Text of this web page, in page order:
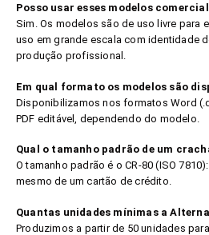
Posso usar esses modelos
Sim. Os modelos são de uso livre para
uso em grande escala com identidade
produção profissional.
Em qual formato os modelos são
Disponibilizamos nos formatos Word
PDF editável, dependendo do modelo.
Qual o tamanho padrão de um
O tamanho padrão é o CR-80 (ISO
mesmo de um cartão de crédito.
Quantas unidades mínimas a
Produzimos a partir de 50 unidades